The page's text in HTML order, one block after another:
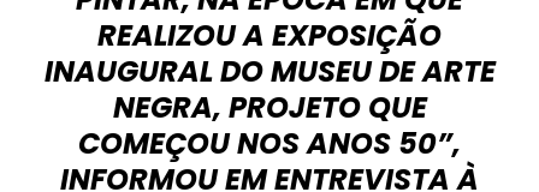
REALIZOU A EXPOSIÇÃO
INAUGURAL DO MUSEU DE ARTE
NEGRA, PROJETO QUE
COMEÇOU NOS ANOS 50”,
INFORMOU EM ENTREVISTA À